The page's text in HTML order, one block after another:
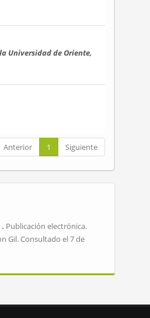
Universidad de Oriente,
Anterior 1 Siguiente
. Publicación electrónica.
Gil. Consultado el 7 de